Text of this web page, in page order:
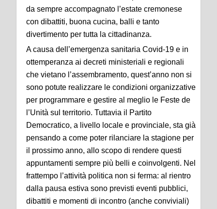
da sempre accompagnato l’estate cremonese
con dibattiti, buona cucina, balli e tanto
divertimento per tutta la cittadinanza.
A causa dell’emergenza sanitaria Covid-19 e in
ottemperanza ai decreti ministeriali e regionali
che vietano l’assembramento, quest’anno non si
sono potute realizzare le condizioni organizzative
per programmare e gestire al meglio le Feste de
l’Unità sul territorio. Tuttavia il Partito
Democratico, a livello locale e provinciale, sta già
pensando a come poter rilanciare la stagione per
il prossimo anno, allo scopo di rendere questi
appuntamenti sempre più belli e coinvolgenti. Nel
frattempo l’attività politica non si ferma: al rientro
dalla pausa estiva sono previsti eventi pubblici,
dibattiti e momenti di incontro (anche conviviali)